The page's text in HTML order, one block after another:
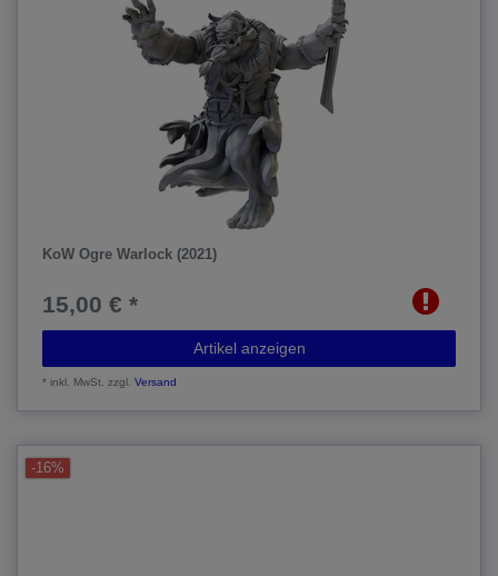
KoW Ogre Warlock (2021)
15,00 € *
Artikel anzeigen
*inkl. MwSt. zzgl.Versand
-16%